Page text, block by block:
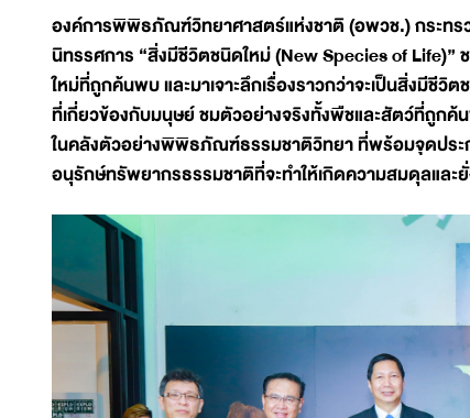
องค์การพิพิธภัณฑ์วิทยาศาสตร์แห่งชาติ (อพวช.) กระทร
นิทรรศการ “สิ่งมีชีวิตชนิดใหม่ (New Species of
ใหม่ที่ถูกค้นพบ และมาเจาะลึกเรื่องราวกว่าจะเป็นสิ่งมีชี
ที่เกี่ยวข้องกับมนุษย์ ชมตัวอย่างจริงทั้งพืชและสัตว์ที่ถูกค้
ในคลังตัวอย่างพิพิธภัณฑ์ธรรมชาติวิทยา ที่พร้อมจุดประก
อนุรักษ์ทรัพยากรธรรมชาติที่จะทำให้เกิดความสมดุลและ